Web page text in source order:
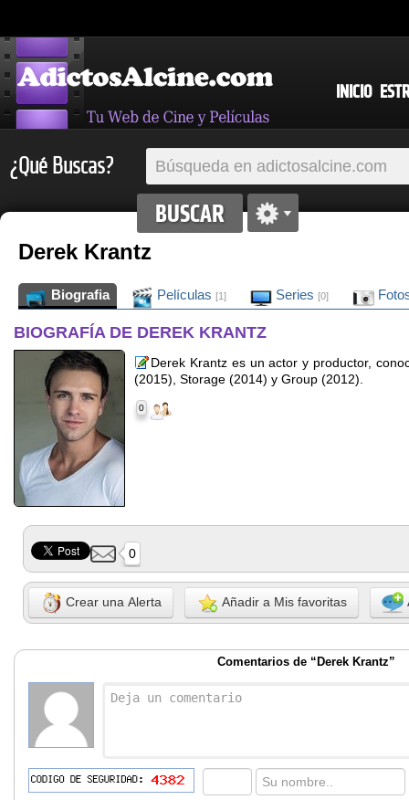
INICIO
¿Qué Buscas?
Derek Krantz
Biografia Películas [1] Series [0]
BIOGRAFÍA DE DEREK KRANTZ
Derek Krantz es un actor y productor,
(2015), Storage (2014) y Group (2012).
0
0
Crear una Alerta Añadir a Mis favoritas
Comentarios de “Derek Krantz”